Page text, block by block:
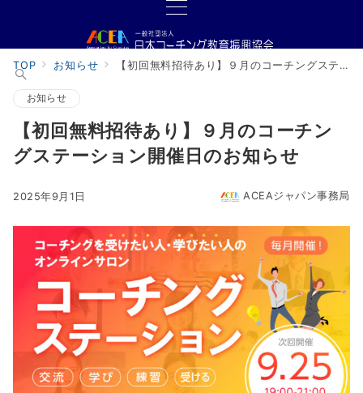
TOP お知らせ 【初回無料招待あり】９月のコーチングステーション開催日のお知らせ
お知らせ
【初回無料招待あり】９月のコーチン
グステーション開催日のお知らせ
2025年9月1日 ACEAジャパン事務局